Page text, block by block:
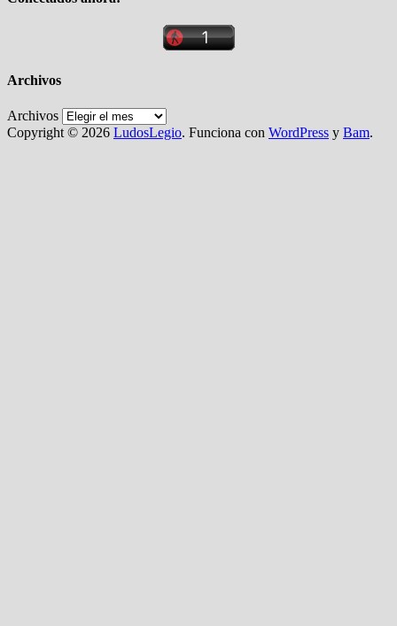
Archivos
Archivos
Copyright © 2026 LudosLegio. Funciona con WordPress y Bam.